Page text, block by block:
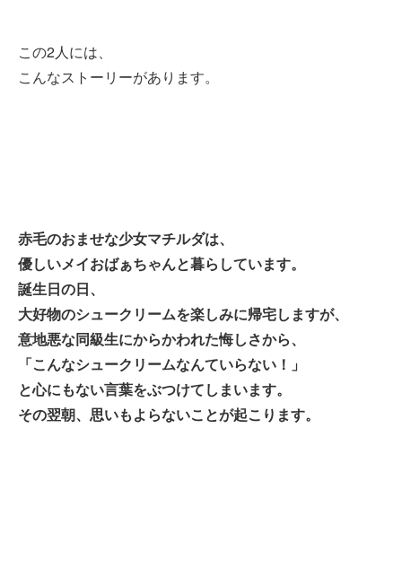
この2人には、
こんなストーリーがあります。
赤毛のおませな少女マチルダは、
優しいメイおばぁちゃんと暮らしています。
誕生日の日、
大好物のシュークリームを楽しみに帰宅しますが、
意地悪な同級生にからかわれた悔しさから、
「こんなシュークリームなんていらない！」
と心にもない言葉をぶつけてしまいます。
その翌朝、思いもよらないことが起こります。